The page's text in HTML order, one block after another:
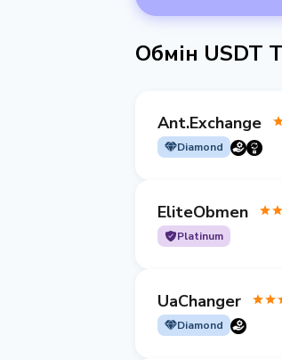
Обмін USDT
Ant.Exchange
Diamond
EliteObmen
Platinum
UaChanger
Diamond